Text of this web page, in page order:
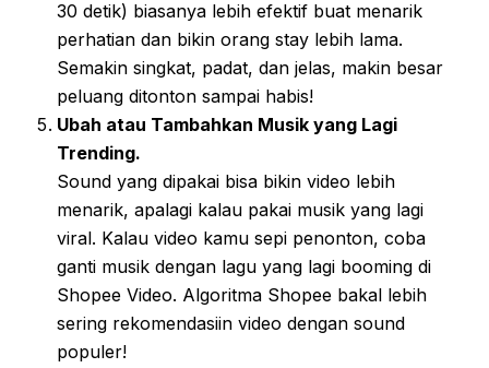
30 detik) biasanya lebih efektif buat menarik
perhatian dan bikin orang stay lebih lama.
Semakin singkat, padat, dan jelas, makin besar
peluang ditonton sampai habis!
Ubah atau Tambahkan Musik yang Lagi
Trending.
Sound yang dipakai bisa bikin video lebih
menarik, apalagi kalau pakai musik yang lagi
viral. Kalau video kamu sepi penonton, coba
ganti musik dengan lagu yang lagi booming di
Shopee Video. Algoritma Shopee bakal lebih
sering rekomendasiin video dengan sound
populer!